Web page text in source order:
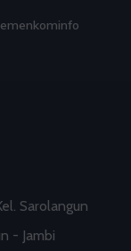
Sarolangun
- Jambi